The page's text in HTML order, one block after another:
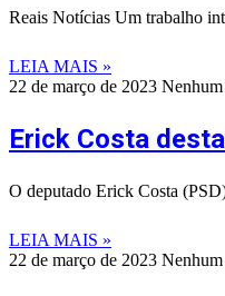
Reais Notícias Um trabalho
LEIA MAIS »
22 de março de 2023
Erick Costa
O deputado Erick Costa
LEIA MAIS »
22 de março de 2023